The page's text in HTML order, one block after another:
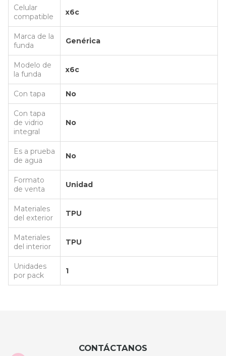
Celular
compatible
x6c
Marca de la
funda
Genérica
Modelo de
la funda
x6c
Con tapa No
Con tapa
de vidrio
integral
No
Es a prueba
de agua
No
Formato
de venta
Unidad
Materiales
del exterior
TPU
Materiales
del interior
TPU
Unidades
por pack
1
CONTÁCTANOS